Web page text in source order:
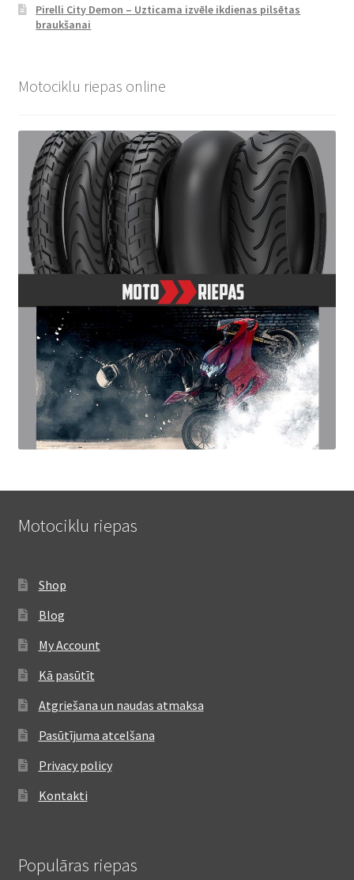
Pirelli City Demon – Uzticama izvēle ikdienas pilsētas
braukšanai
Motociklu riepas online
Motociklu riepas
Shop
Blog
My Account
Kā pasūtīt
Atgriešana un naudas atmaksa
Pasūtījuma atcelšana
Privacy policy
Kontakti
Populāras riepas